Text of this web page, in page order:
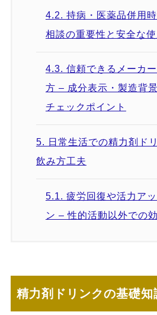
4.2. 持病・医薬品併用
相談の重要性と安全な
4.3. 信頼できるメーカ
方 – 成分表示・製造背
チェックポイント
5. 日常生活での精力剤ド
飲み方工夫
5.1. 疲労回復や活力ア
ン – 性的活動以外での
ク – 朝のルーティンや
精力剤ドリンクの基礎